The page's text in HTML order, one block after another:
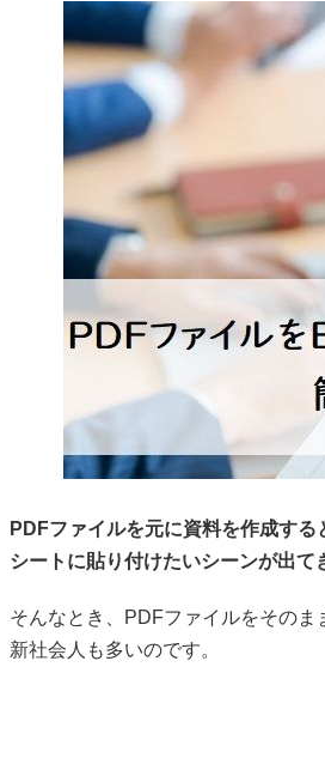
PDFファイルを元に資料を作成す
シートに貼り付けたいシーンが出て
そんなとき、PDFファイルをその
新社会人も多いのです。